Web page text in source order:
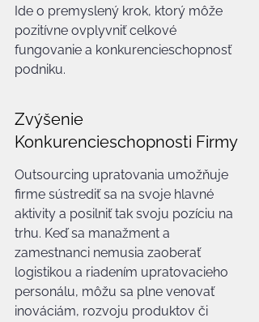
Ide o premyslený krok, ktorý môže
pozitívne ovplyvniť celkové
fungovanie a konkurencieschopnosť
podniku.
Zvýšenie
Konkurencieschopnosti Firmy
Outsourcing upratovania umožňuje
firme sústrediť sa na svoje hlavné
aktivity a posilniť tak svoju pozíciu na
trhu. Keď sa manažment a
zamestnanci nemusia zaoberať
logistikou a riadením upratovacieho
personálu, môžu sa plne venovať
inováciám, rozvoju produktov či